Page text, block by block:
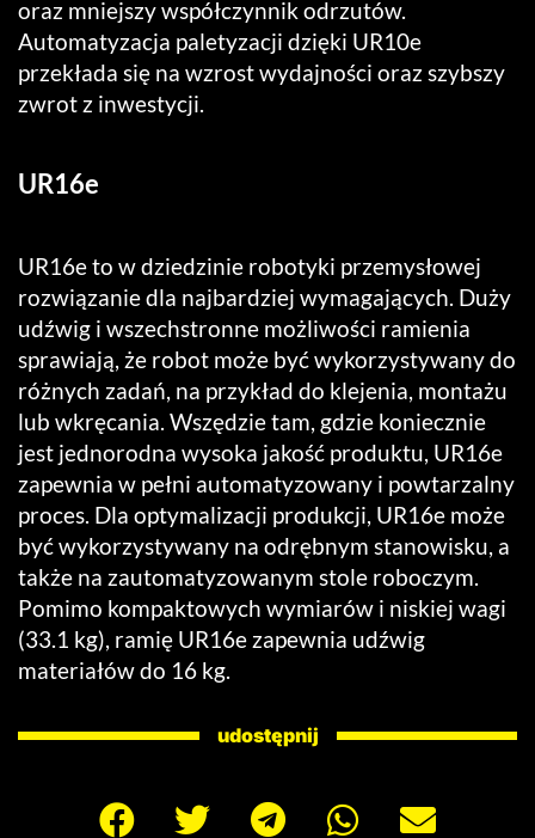
oraz mniejszy współczynnik odrzutów.
Automatyzacja paletyzacji dzięki UR10e
przekłada się na wzrost wydajności oraz szybszy
zwrot z inwestycji.
UR16e
UR16e to w dziedzinie robotyki przemysłowej
rozwiązanie dla najbardziej wymagających. Duży
udźwig i wszechstronne możliwości ramienia
sprawiają, że robot może być wykorzystywany do
różnych zadań, na przykład do klejenia, montażu
lub wkręcania. Wszędzie tam, gdzie koniecznie
jest jednorodna wysoka jakość produktu, UR16e
zapewnia w pełni automatyzowany i powtarzalny
proces. Dla optymalizacji produkcji, UR16e może
być wykorzystywany na odrębnym stanowisku, a
także na zautomatyzowanym stole roboczym.
Pomimo kompaktowych wymiarów i niskiej wagi
(33.1 kg), ramię UR16e zapewnia udźwig
materiałów do 16 kg.
udostępnij